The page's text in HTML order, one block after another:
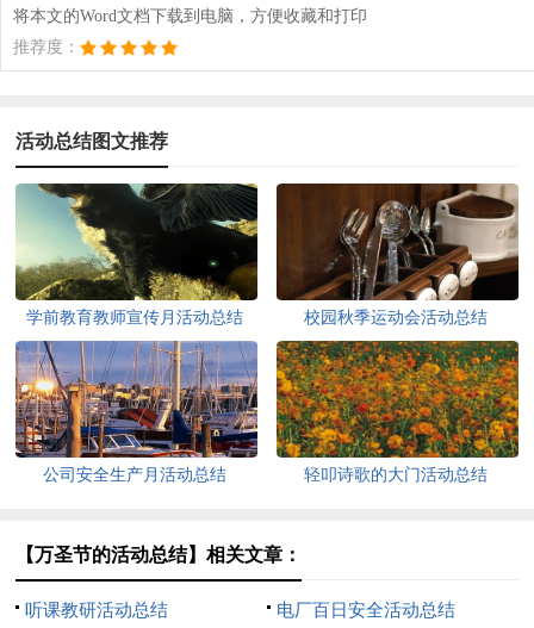
将本文的Word文档下载到电脑，方便收藏和打印
推荐度：
活动总结图文推荐
学前教育教师宣传月活动总结 校园秋季运动会活动总结
公司安全生产月活动总结 轻叩诗歌的大门活动总结
【万圣节的活动总结】相关文章：
听课教研活动总结 电厂百日安全活动总结